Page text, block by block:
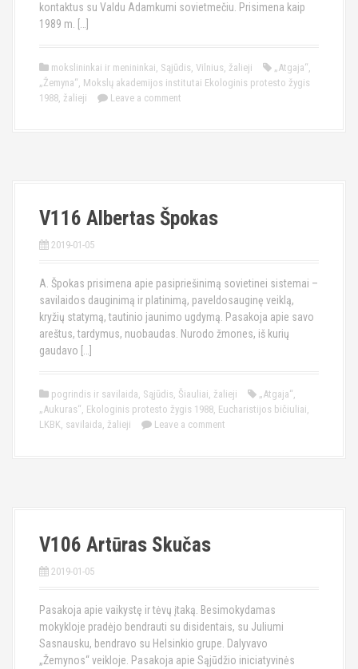
kontaktus su Valdu Adamkumi sovietmečiu. Prisimena kaip
1989 m. […]
mokslininkai ir menininkai, Sąjūdis, Vilnius, žalieji „Atgaja“,
„Žemyna“, Mokslų akademijos institutai Ekologinis protesto žygis
1988, žalieji Leave a comment
V116 Albertas Špokas
2019-01-05
A. Špokas prisimena apie pasipriešinimą sovietinei sistemai –
savilaidos dauginimą ir platinimą, paveldosauginę veiklą,
kryžių statymą, tautinio jaunimo ugdymą. Pasakoja apie savo
areštus, tardymus, nuobaudas. Nurodo žmones, iš kurių
gaudavo […]
pogrindis ir savilaida, Sąjūdis, Šiauliai, žalieji „Atgaja“,
„Aukuras“, Ekologinis protesto žygis 1988, Eucharistijos bičiuliai,
LKBK, savilaida, žalieji Leave a comment
V106 Artūras Skučas
2019-01-05
Pasakoja apie vaikystę ir tėvų įtaką. Besimokydamas
mokykloje pradėjo bendrauti su disidentais, su Juliumi
Sasnausku, bendravo su Helsinkio grupe. Dalyvavo
„Žemynos“ veikloje. Pasakoja apie Sąjūdžio iniciatyvinės